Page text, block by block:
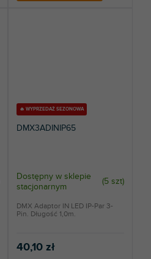
🔥 WYPRZEDAŻ SEZONOWA
DMX3ADINIP65
Dostępny w sklepie
stacjonarnym
(5 szt)
40,10 zł
DMX Adaptor IN LED IP-Par 3-
Pin. Długość 1,0m.